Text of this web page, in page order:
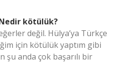
kötülük?
değil. Hülya’ya Türkçe
için kötülük yaptım gibi
şu anda çok başarılı bir